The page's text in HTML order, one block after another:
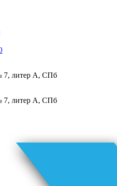
7, литер А, СПб
7, литер А, СПб